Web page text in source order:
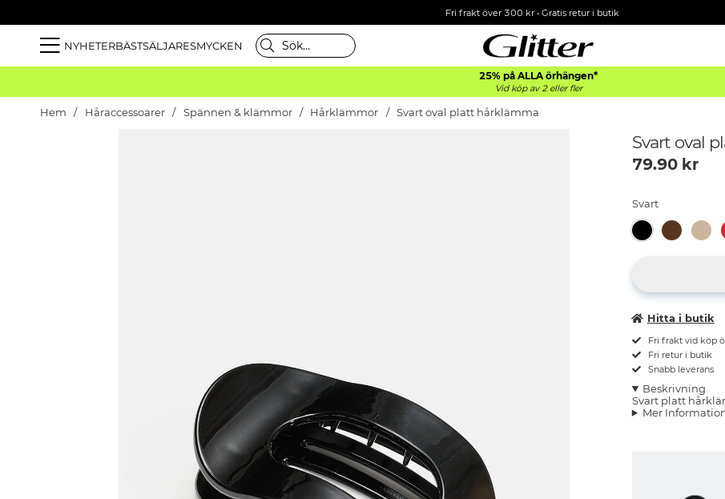
Fri frakt över 300 kr• Gratis retur i butik
NYHETERBÄSTSÄLJARESMYCKEN
25% på ALLA örhängen*
Vid köp av 2 eller fler
Hem Håraccessoarer Spännen & klämmor Hårklämmor Svart oval platt hårklämma
Svart oval
79.90kr
Svart
Hitta i butik
Fri frakt vid köp
Fri retur i butik
Snabb leverans
Beskrivning
Svart platt
Mer